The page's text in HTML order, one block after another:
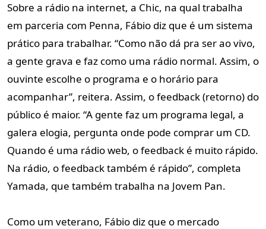
Sobre a rádio na internet, a Chic, na qual trabalha
em parceria com Penna, Fábio diz que é um sistema
prático para trabalhar. “Como não dá pra ser ao vivo,
a gente grava e faz como uma rádio normal. Assim, o
ouvinte escolhe o programa e o horário para
acompanhar”, reitera. Assim, o feedback (retorno) do
público é maior. “A gente faz um programa legal, a
galera elogia, pergunta onde pode comprar um CD.
Quando é uma rádio web, o feedback é muito rápido.
Na rádio, o feedback também é rápido”, completa
Yamada, que também trabalha na Jovem Pan.
Como um veterano, Fábio diz que o mercado